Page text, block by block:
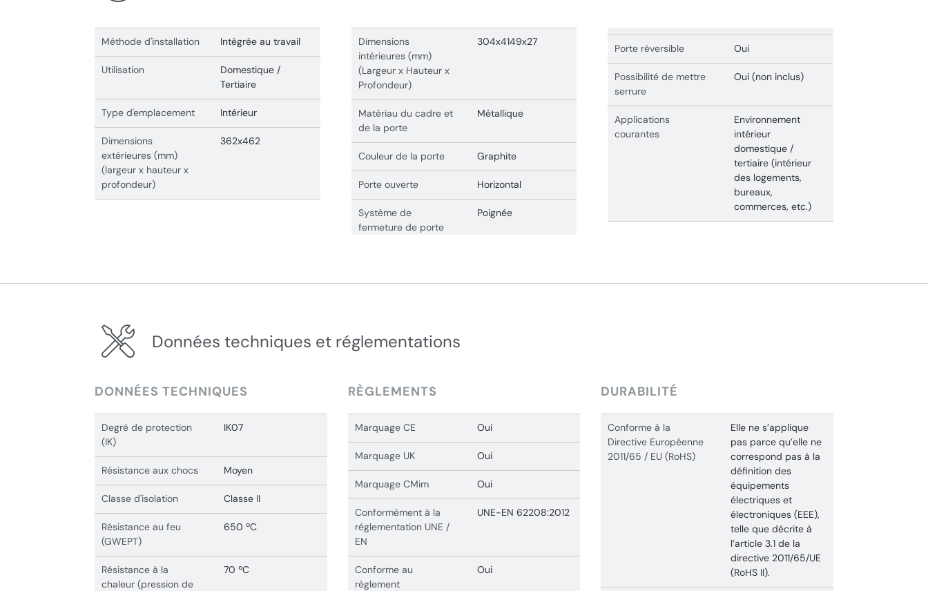
Méthode d'installation Intégrée au travail
Utilisation
Domestique /
Tertiaire
Type d'emplacement Intérieur
Dimensions
extérieures (mm)
(largeur x hauteur x
profondeur)
362x462
Dimensions
intérieures (mm)
(Largeur x Hauteur x
Profondeur)
304x4149x27
Matériau du cadre et
de la porte
Métallique
Couleur de la porte Graphite
Porte ouverte Horizontal
Système de
fermeture de porte
Poignée
Porte réversible Oui
Possibilité de mettre
serrure
Oui (non inclus)
Applications
courantes
Environnement
intérieur
domestique /
tertiaire (intérieur
des logements,
bureaux,
commerces, etc.)
Données techniques et réglementations
DONNÉES TECHNIQUES
Degré de protection
(IK)
IK07
Résistance aux chocs Moyen
Classe d'isolation Classe II
Résistance au feu
(GWEPT)
650 ºC
Résistance à la
chaleur (pression de
70 ºC
RÈGLEMENTS
Marquage CE Oui
Marquage UK Oui
Marquage CMim Oui
Conformément à la
réglementation UNE /
EN
UNE-EN 62208:2012
Conforme au
règlement
Oui
DURABILITÉ
Conforme à la
Directive Européenne
2011/65 / EU (RoHS)
Elle ne s’applique
pas parce qu’elle ne
correspond pas à la
définition des
équipements
électriques et
électroniques (EEE),
telle que décrite à
l’article 3.1 de la
directive 2011/65/UE
(RoHS II).